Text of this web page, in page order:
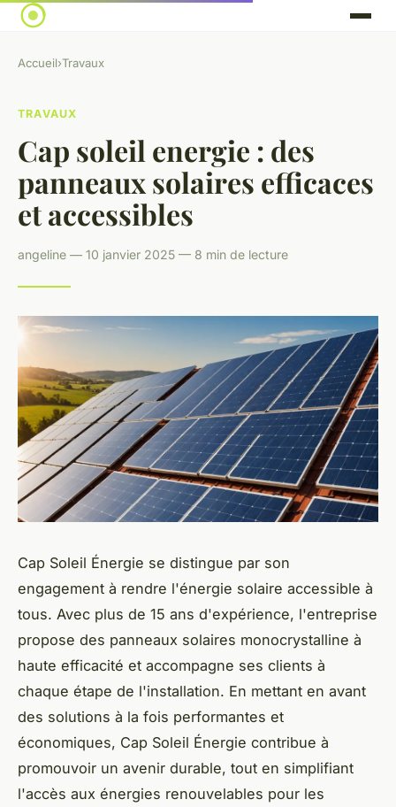
Accueil›Travaux
TRAVAUX
Cap soleil energie : des
panneaux solaires efficaces
et accessibles
angeline — 10 janvier 2025 — 8 min de lecture
Cap Soleil Énergie se distingue par son
engagement à rendre l'énergie solaire accessible à
tous. Avec plus de 15 ans d'expérience, l'entreprise
propose des panneaux solaires monocrystalline à
haute efficacité et accompagne ses clients à
chaque étape de l'installation. En mettant en avant
des solutions à la fois performantes et
économiques, Cap Soleil Énergie contribue à
promouvoir un avenir durable, tout en simplifiant
l'accès aux énergies renouvelables pour les